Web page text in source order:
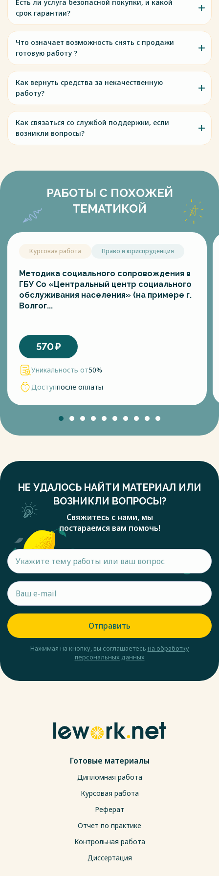
Есть ли услуга безопасной покупки, и какой
срок гарантии?
Что означает возможность снять с продажи
готовую работу ?
Как вернуть средства за некачественную
работу?
Как связаться со службой поддержки, если
возникли вопросы?
РАБОТЫ С ПОХОЖЕЙ
ТЕМАТИКОЙ
Курсовая работа Право и юриспруденция
Методика социального сопровождения в
ГБУ Со «Центральный центр социального
обслуживания населения» (на примере г.
Волгог...
570₽
Уникальность от50%
Доступпосле оплаты
НЕ УДАЛОСЬ НАЙТИ МАТЕРИАЛ ИЛИ
ВОЗНИКЛИ ВОПРОСЫ?
Свяжитесь с нами, мы
постараемся вам помочь!
Отправить
Нажимая на кнопку, вы соглашаетесь на обработку
персональных данных
Готовые материалы
Дипломная работа
Курсовая работа
Реферат
Отчет по практике
Контрольная работа
Диссертация